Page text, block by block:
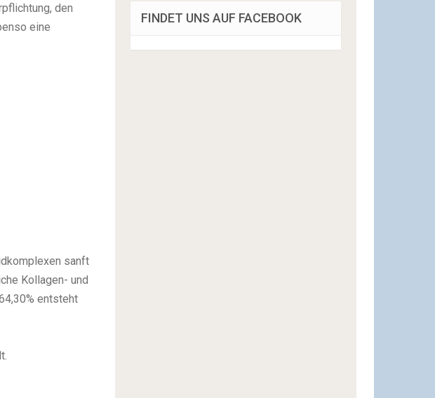
den
eine
sanft
Kollagen- und
entsteht
FINDET UNS AUF FACEBOOK